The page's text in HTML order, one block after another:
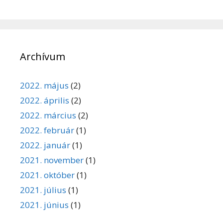
Archívum
2022. május (2)
2022. április (2)
2022. március (2)
2022. február(1)
2022. január(1)
2021. november(1)
2021. október(1)
2021. július (1)
2021. június (1)